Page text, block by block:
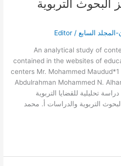
التربوية
السابع /
Editor
An analytical study of
contained in the websites of
centers Mr. Mohammed Maudud*1
Abdulrahman Mohammed N.
King Khalid University | KSA دراسة تحليلية للقضايا التربوية
التربوية والدراسات أ. محمد